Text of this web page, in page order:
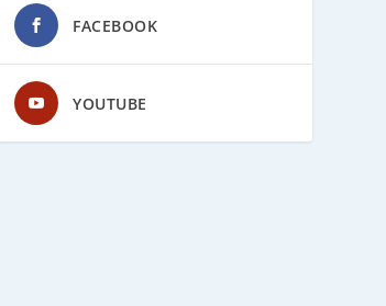
FACEBOOK
YOUTUBE